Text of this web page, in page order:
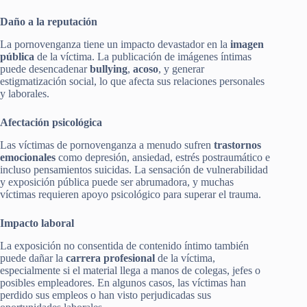
Daño a la reputación
La pornovenganza tiene un impacto devastador en la imagen
pública de la víctima. La publicación de imágenes íntimas
puede desencadenarbullying, acoso, y generar
estigmatización social, lo que afecta sus relaciones personales
y laborales.
Afectación psicológica
Las víctimas de pornovenganza a menudo sufren trastornos
emocionales como depresión, ansiedad, estrés postraumático e
incluso pensamientos suicidas. La sensación de vulnerabilidad
y exposición pública puede ser abrumadora, y muchas
víctimas requieren apoyo psicológico para superar el trauma.
Impacto laboral
La exposición no consentida de contenido íntimo también
puede dañar la carrera profesional de la víctima,
especialmente si el material llega a manos de colegas, jefes o
posibles empleadores. En algunos casos, las víctimas han
perdido sus empleos o han visto perjudicadas sus